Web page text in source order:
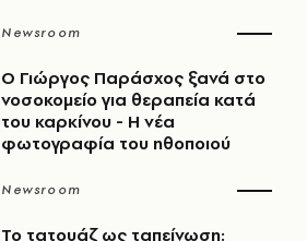
Newsroom
O Γιώργος Παράσχος ξανά στο
νοσοκομείο για θεραπεία κατά
του καρκίνου - Η νέα
φωτογραφία του ηθοποιού
Newsroom
Το τατουάζ ως ταπείνωση: